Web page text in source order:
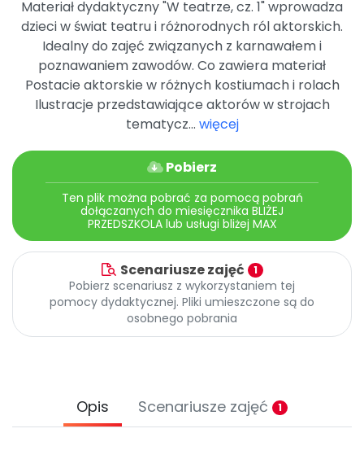
Pomoc
Promocje
Materiał dydaktyczny "W teatrze, cz. 1" wprowadza
dzieci w świat teatru i różnorodnych ról aktorskich.
Idealny do zajęć związanych z karnawałem i
poznawaniem zawodów. Co zawiera materiał
Postacie aktorskie w różnych kostiumach i rolach
Ilustracje przedstawiające aktorów w strojach
tematycz... więcej
Pobierz
Ten plik można pobrać za pomocą pobrań
dołączanych do miesięcznika BLIŻEJ
PRZEDSZKOLA lub usługi bliżej MAX
Scenariusze zajęć 1
Pobierz scenariusz z wykorzystaniem tej
pomocy dydaktycznej. Pliki umieszczone są do
osobnego pobrania
Opis Scenariusze zajęć 1